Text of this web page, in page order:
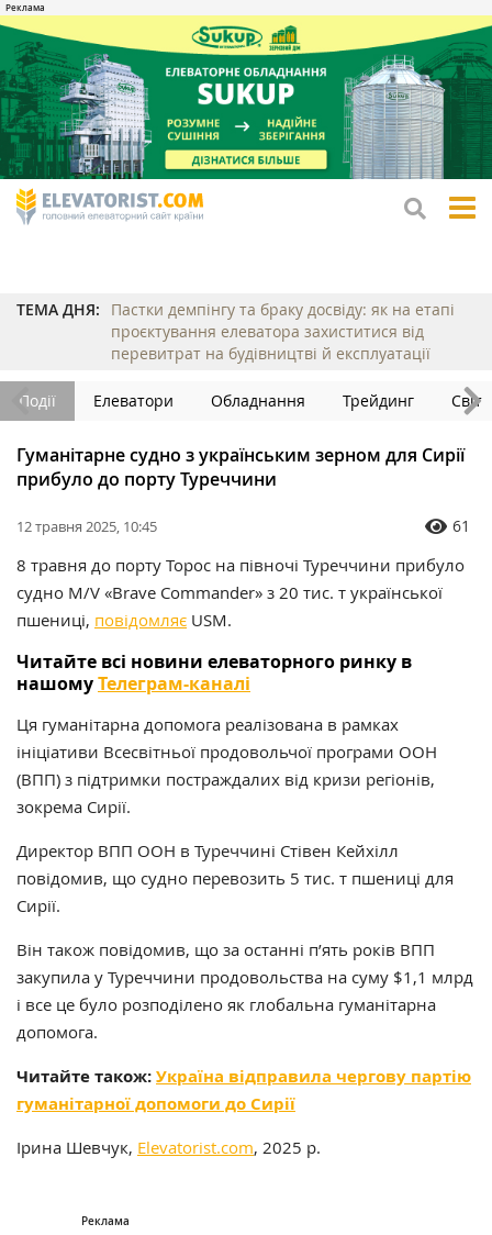
ТЕМА ДНЯ:
Пастки демпінгу та браку досвіду: як на етапі
проєктування елеватора захиститися від
перевитрат на будівництві й експлуатації
Події Елеватори Обладнання Трейдинг Світ
Гуманітарне судно з українським зерном для Сирії
прибуло до порту Туреччини
12 травня 2025, 10:45 61
8 травня до порту Торос на півночі Туреччини прибуло
судно M/V «Brave Commander» з 20 тис. т української
пшениці, повідомляє USM.
Читайте всі новини елеваторного ринку в
нашомуТелеграм-каналі
Ця гуманітарна допомога реалізована в рамках
ініціативи Всесвітньої продовольчої програми ООН
(ВПП) з підтримки постраждалих від кризи регіонів,
зокрема Сирії.
Директор ВПП ООН в Туреччині Стівен Кейхілл
повідомив, що судно перевозить 5 тис. т пшениці для
Сирії.
Він також повідомив, що за останні п’ять років ВПП
закупила у Туреччини продовольства на суму $1,1 млрд
і все це було розподілено як глобальна гуманітарна
допомога.
Читайте також:Україна відправила чергову партію
гуманітарної допомоги до Сирії
Ірина Шевчук, Elevatorist.com, 2025 р.